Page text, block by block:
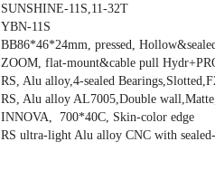
SUNSHINE-11S,11-32T
YBN-11S
BB86*46*24mm, pressed,
ZOOM, flat-mount&cable pull
RS, Alu alloy,4-sealed
RS, Alu alloy AL7005,Double
INNOVA, 700*40C, Skin-color edge
RS ultra-light Alu alloy CNC with